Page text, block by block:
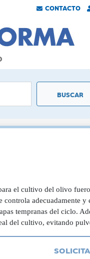
CONTACTO
el cultivo del olivo
adecuadamente
tempranas del ciclo.
del cultivo, evitando